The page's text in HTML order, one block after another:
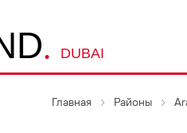
D. DUBAI
Главная Районы